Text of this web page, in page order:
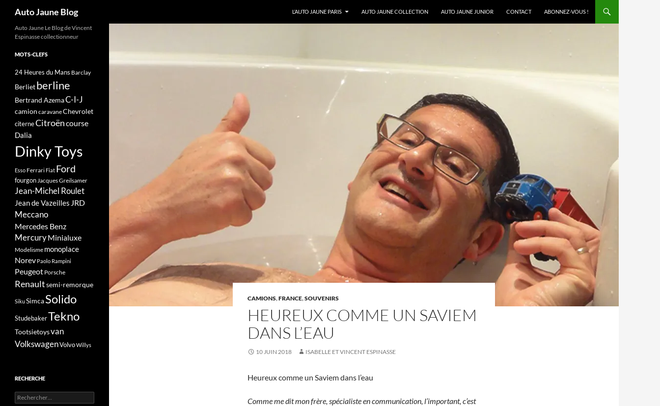
Auto Jaune Blog
L’AUTO JAUNE PARIS
AUTO JAUNE COLLECTION AUTO JAUNE JUNIOR CONTACT ABONNEZ-VOUS !
CAMIONS,FRANCE,SOUVENIRS
HEUREUX COMME UN SAVIEM
DANS L’EAU
10 JUIN 2018 ISABELLE ET VINCENT ESPINASSE
Heureux comme un Saviem dans l’eau
Comme me dit mon frère, spécialiste en communication, l’important, c’est
Auto Jaune Le Blog de Vincent
Espinasse collectionneur
MOTS-CLEFS
24 Heures du Mans Barclay
Berlietberline
Bertrand AzemaC-I-J
camion caravaneChevrolet
citerneCitroëncourse
Dalia
Dinky Toys
Esso Ferrari Fiat Ford
fourgonJacques Greilsamer
Jean-Michel Roulet
Jean de Vazeilles JRD
Meccano
Mercedes Benz
MercuryMinialuxe
Modelisme monoplace
Norev Paolo Rampini
Peugeot Porsche
Renaultsemi-remorque
SikuSimcaSolido
StudebakerTekno
Tootsietoysvan
VolkswagenVolvoWillys
RECHERCHE
Rechercher :